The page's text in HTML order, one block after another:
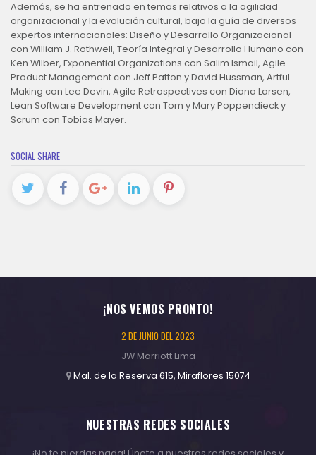
Además, se ha entrenado en temas relativos a la agilidad
organizacional y la evolución cultural, bajo la guía de diversos
expertos internacionales: Diseño y Desarrollo Organizacional
con William J. Rothwell, Teoría Integral y Desarrollo Humano con
Ken Wilber, Exponential Organizations con Salim Ismail, Agile
Product Management con Jeff Patton y David Hussman, Artful
Making con Lee Devin, Agile Retrospectives con Diana Larsen,
Lean Software Development con Tom y Mary Poppendieck y
Scrum con Tobias Mayer.
SOCIAL SHARE
¡NOS VEMOS PRONTO!
2 DE JUNIO DEL 2023
JW Marriott Lima
Mal. de la Reserva 615, Miraflores 15074
NUESTRAS REDES SOCIALES